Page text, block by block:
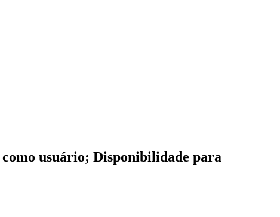
usuário; Disponibilidade para